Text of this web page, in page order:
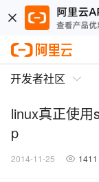
开发者社区
linux真正使
p
2014-11-25 1411